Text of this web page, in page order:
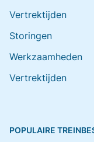
Vertrektijden
Storingen
Werkzaamheden
Vertrektijden
POPULAIRE